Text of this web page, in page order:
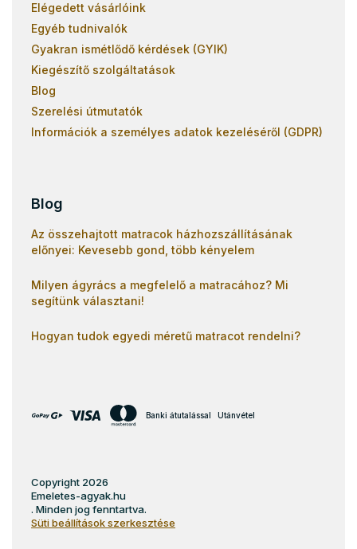
Elégedett vásárlóink
Egyéb tudnivalók
Gyakran ismétlődő kérdések (GYIK)
Kiegészítő szolgáltatások
Blog
Szerelési útmutatók
Információk a személyes adatok kezeléséről (GDPR)
Blog
Az összehajtott matracok házhozszállításának
előnyei: Kevesebb gond, több kényelem
Milyen ágyrács a megfelelő a matracához? Mi
segítünk választani!
Hogyan tudok egyedi méretű matracot rendelni?
Banki átutalással Utánvétel
Copyright 2026
Emeletes-agyak.hu
. Minden jog fenntartva.
Süti beállítások szerkesztése